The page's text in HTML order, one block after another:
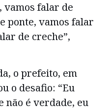
vamos falar de
ponte, vamos falar
de creche”,
o prefeito, em
o desafio: “Eu
não é verdade, eu